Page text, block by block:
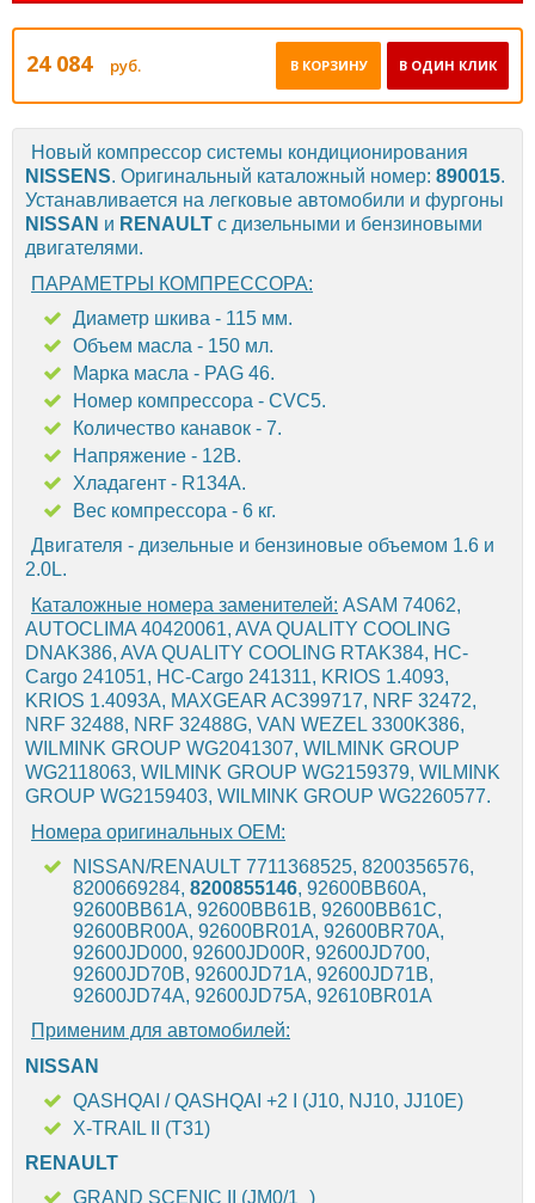
24 084 руб. В ОДИН КЛИК
В КОРЗИНУ
Новый компрессор системы кондиционирования
NISSENS. Оригинальный каталожный номер: 890015.
Устанавливается на легковые автомобили и фургоны
NISSAN и RENAULT с дизельными и бензиновыми
двигателями.
ПАРАМЕТРЫ КОМПРЕССОРА:
Диаметр шкива - 115 мм.
Объем масла - 150 мл.
Марка масла - PAG 46.
Номер компрессора - CVC5.
Количество канавок - 7.
Напряжение - 12В.
Хладагент - R134A.
Вес компрессора - 6 кг.
Двигателя - дизельные и бензиновые объемом 1.6 и
2.0L.
Каталожные номера заменителей: ASAM 74062,
AUTOCLIMA 40420061, AVA QUALITY COOLING
DNAK386, AVA QUALITY COOLING RTAK384, HC-
Cargo 241051, HC-Cargo 241311, KRIOS 1.4093,
KRIOS 1.4093A, MAXGEAR AC399717, NRF 32472,
NRF 32488, NRF 32488G, VAN WEZEL 3300K386,
WILMINK GROUP WG2041307, WILMINK GROUP
WG2118063, WILMINK GROUP WG2159379, WILMINK
GROUP WG2159403, WILMINK GROUP WG2260577.
Номера оригинальных OEM:
NISSAN/RENAULT 7711368525, 8200356576,
8200669284, 8200855146, 92600BB60A,
92600BB61A, 92600BB61B, 92600BB61C,
92600BR00A, 92600BR01A, 92600BR70A,
92600JD000, 92600JD00R, 92600JD700,
92600JD70B, 92600JD71A, 92600JD71B,
92600JD74A, 92600JD75A, 92610BR01A
Применим для автомобилей:
NISSAN
QASHQAI / QASHQAI +2 I (J10, NJ10, JJ10E)
X-TRAIL II (T31)
RENAULT
GRAND SCENIC II (JM0/1_)